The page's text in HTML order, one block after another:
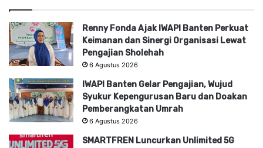
Renny Fonda Ajak IWAPI Banten Perkuat
Keimanan dan Sinergi Organisasi Lewat
Pengajian Sholehah
6 Agustus 2026
IWAPI Banten Gelar Pengajian, Wujud
Syukur Kepengurusan Baru dan Doakan
Pemberangkatan Umrah
6 Agustus 2026
SMARTFREN Luncurkan Unlimited 5G